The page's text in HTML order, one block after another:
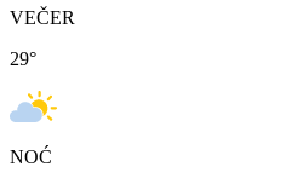
VEČER
29°
NOĆ